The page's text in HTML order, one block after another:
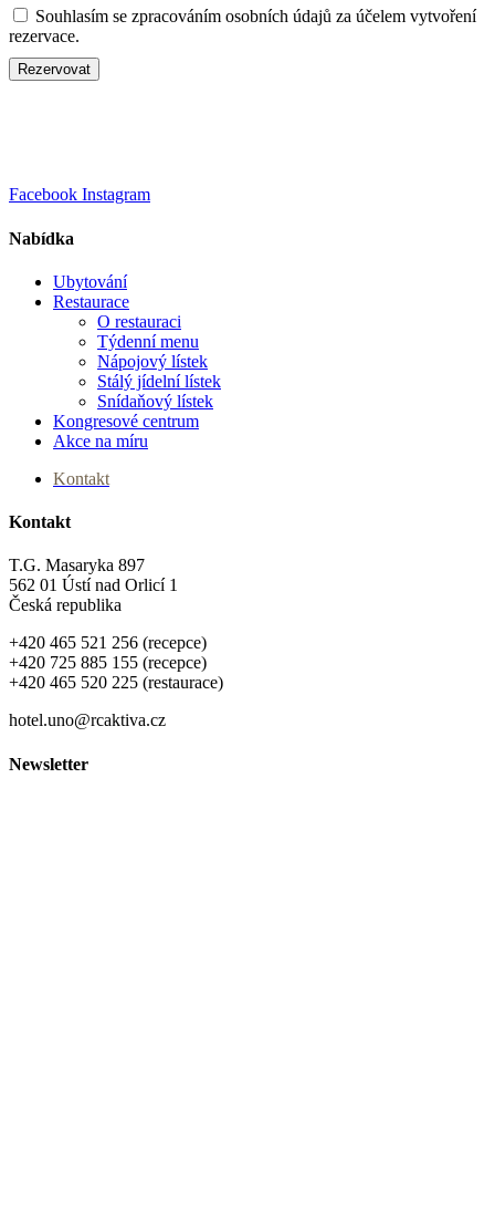
Souhlasím se zpracováním osobních údajů za účelem vytvoření
rezervace.
Rezervovat
Facebook Instagram
Nabídka
Ubytování
Restaurace
O restauraci
Týdenní menu
Nápojový lístek
Stálý jídelní lístek
Snídaňový lístek
Kongresové centrum
Akce na míru
Kontakt
Kontakt
T.G. Masaryka 897
562 01 Ústí nad Orlicí 1
Česká republika
+420 465 521 256 (recepce)
+420 725 885 155 (recepce)
+420 465 520 225 (restaurace)
hotel.uno@rcaktiva.cz
Newsletter